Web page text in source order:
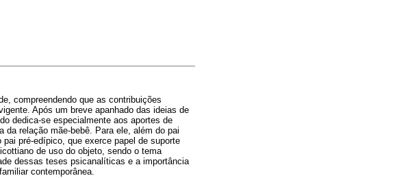
compreendendo que as contribuições
Após um breve apanhado das ideias de
dedica-se especialmente aos aportes de
relação mãe-bebê. Para ele, além do pai
pré-edípico, que exerce papel de suporte
de uso do objeto, sendo o tema
dessas teses psicanalíticas e a importância
contemporânea.